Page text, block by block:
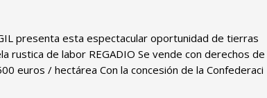
presenta esta espectacular oportunidad de tierras
rustica de labor REGADIO Se vende con derechos de
euros / hectárea Con la concesión de la Confederaci